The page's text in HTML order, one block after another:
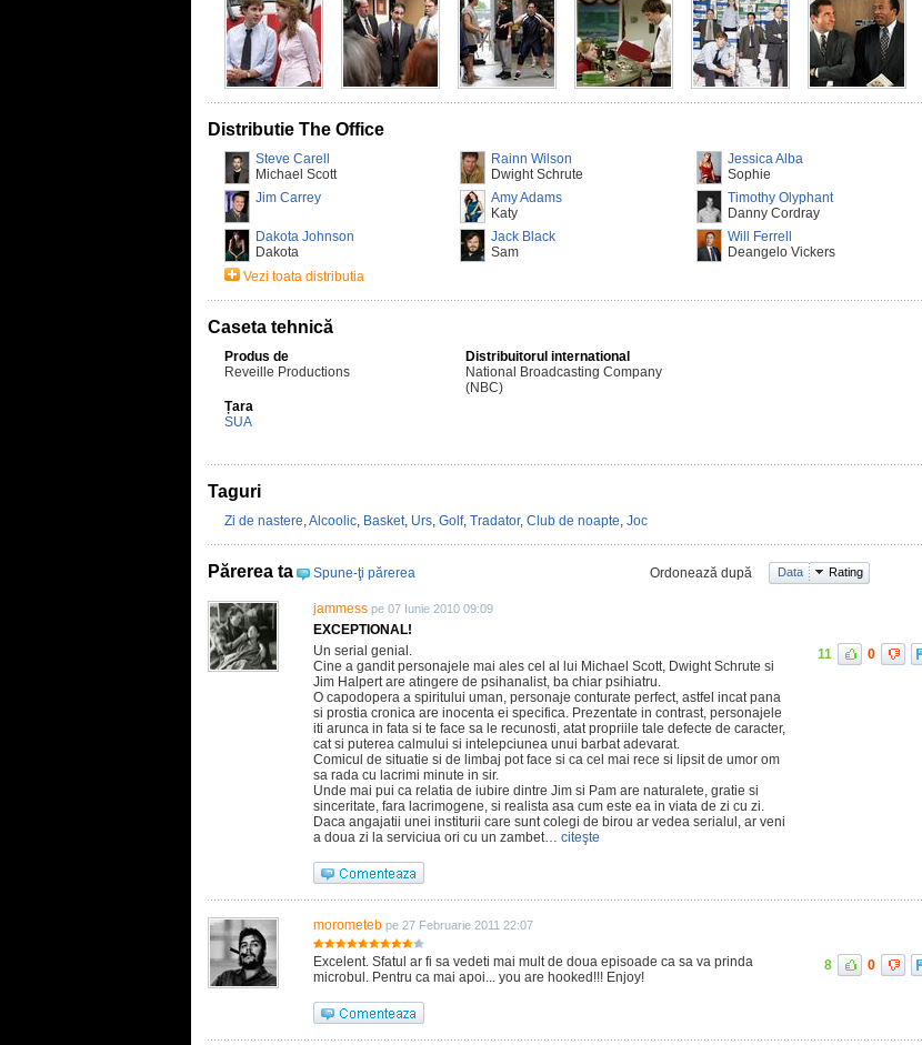
Distributie The Office
Steve Carell
Michael Scott
Rainn Wilson
Dwight Schrute
Jessica Alba
Sophie
Jim Carrey
Amy Adams
Katy
Timothy Olyphant
Danny Cordray
Dakota Johnson
Dakota
Jack Black
Sam
Will Ferrell
Deangelo Vickers
Vezi toata distributia
Caseta tehnică
Produs de
Reveille Productions
Distribuitorul international
National Broadcasting Company
(NBC)
Țara
SUA
Taguri
Zi de nastere,Alcoolic, Basket, Urs, Golf, Tradator, Club de noapte, Joc
Părerea ta Spune-ţi părerea Ordonează după Data Rating
jammess pe 07 Iunie 2010 09:09
EXCEPTIONAL!
Un serial genial.
Cine a gandit personajele mai ales cel al lui Michael Scott, Dwight Schrute si
Jim Halpert are atingere de psihanalist, ba chiar psihiatru.
O capodopera a spiritului uman, personaje conturate perfect, astfel incat pana
si prostia cronica are inocenta ei specifica. Prezentate in contrast, personajele
iti arunca in fata si te face sa le recunosti, atat propriile tale defecte de caracter,
cat si puterea calmului si intelepciunea unui barbat adevarat.
Comicul de situatie si de limbaj pot face si ca cel mai rece si lipsit de umor om
sa rada cu lacrimi minute in sir.
Unde mai pui ca relatia de iubire dintre Jim si Pam are naturalete, gratie si
sinceritate, fara lacrimogene, si realista asa cum este ea in viata de zi cu zi.
Daca angajatii unei institurii care sunt colegi de birou ar vedea serialul, ar veni
a doua zi la serviciua ori cu un zambet… citeşte
11 0
morometeb pe 27 Februarie 2011 22:07
Excelent. Sfatul ar fi sa vedeti mai mult de doua episoade ca sa va prinda
microbul. Pentru ca mai apoi... you are hooked!!! Enjoy!
8 0